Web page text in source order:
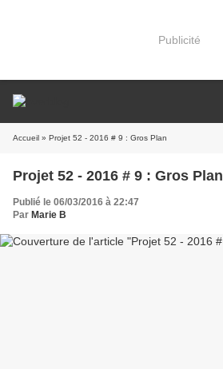
Publicité
Accueil » Projet 52 - 2016 # 9 : Gros Plan
Projet 52 - 2016 # 9 : Gros Plan
Publié le 06/03/2016 à 22:47
Par Marie B